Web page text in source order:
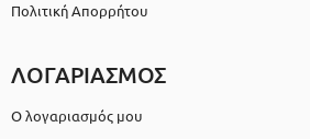
Πολιτική Απορρήτου
ΛΟΓΑΡΙΑΣΜΟΣ
Ο λογαριασμός μου